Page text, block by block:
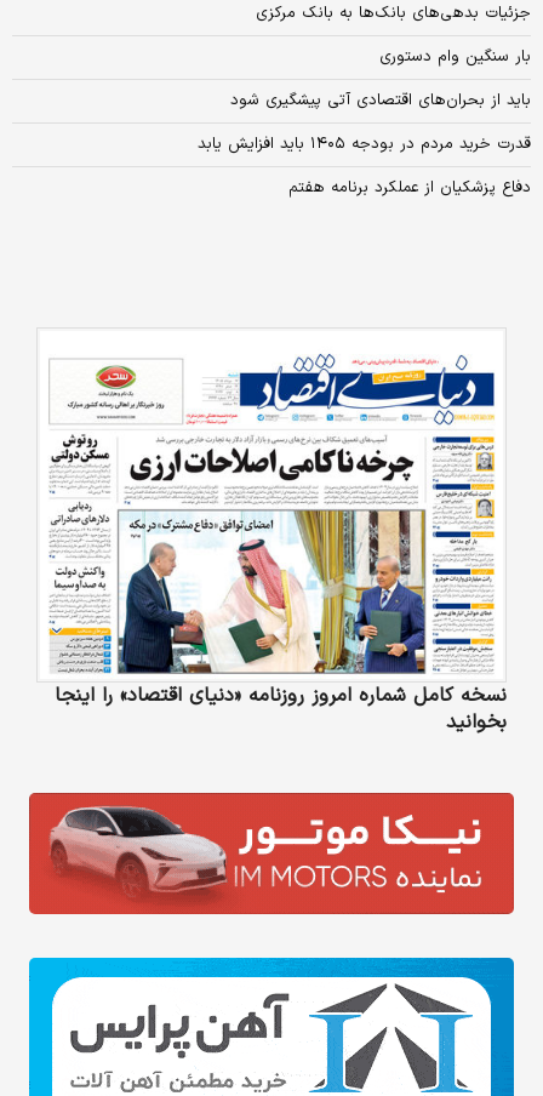
جزئیات بدهی‌های بانک‌ها به بانک مرکزی
بار سنگین وام دستوری
باید از بحران‌های اقتصادی آتی پیشگیری شود
قدرت خرید مردم در بودجه ۱۴۰۵ باید افزایش یابد
دفاع پزشکیان از عملکرد برنامه هفتم
نسخه کامل شماره امروز روزنامه «دنیای‌ اقتصاد» را اینجا
بخوانید